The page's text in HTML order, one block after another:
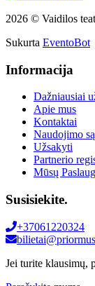
2026 © Vaidilos
Sukurta EventoBot
Informacija
Dažniausiai
Apie mus
Kontaktai
Naudojimo
Užsakyti
Partnerio
Mūsų
Susisiekite.
+37061220324
Jei turite klausimų,